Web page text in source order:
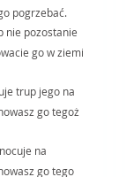
pogrzebać.
nie pozostanie
go w ziemi
trup jego na
go tegoż
na
go tego